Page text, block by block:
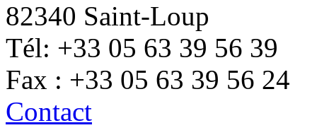
82340 Saint-Loup
Tél: +33 05 63 39 56 39
Fax : +33 05 63 39 56 24
Contact